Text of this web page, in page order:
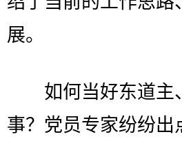
展。
如何当好东道主
事？党员专家纷纷出